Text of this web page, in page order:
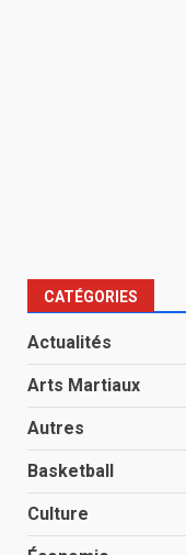
CATÉGORIES
Actualités
Arts Martiaux
Autres
Basketball
Culture